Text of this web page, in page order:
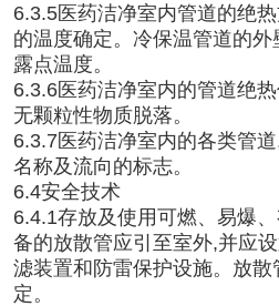
6.3.5医药洁净室内管道的绝
的温度确定。冷保温管道的
露点温度。
6.3.6医药洁净室内的管道绝
无颗粒性物质脱落。
6.3.7医药洁净室内的各类管
名称及流向的标志。
6.4安全技术
6.4.1存放及使用可燃、易爆
备的放散管应引至室外,并应
滤装置和防雷保护设施。放
定。